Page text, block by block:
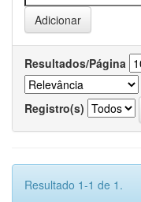
Resultados/Página
Registro(s)
Resultado 1-1 de 1.